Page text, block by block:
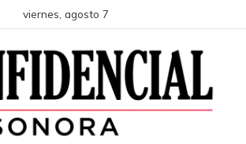
viernes, agosto 7